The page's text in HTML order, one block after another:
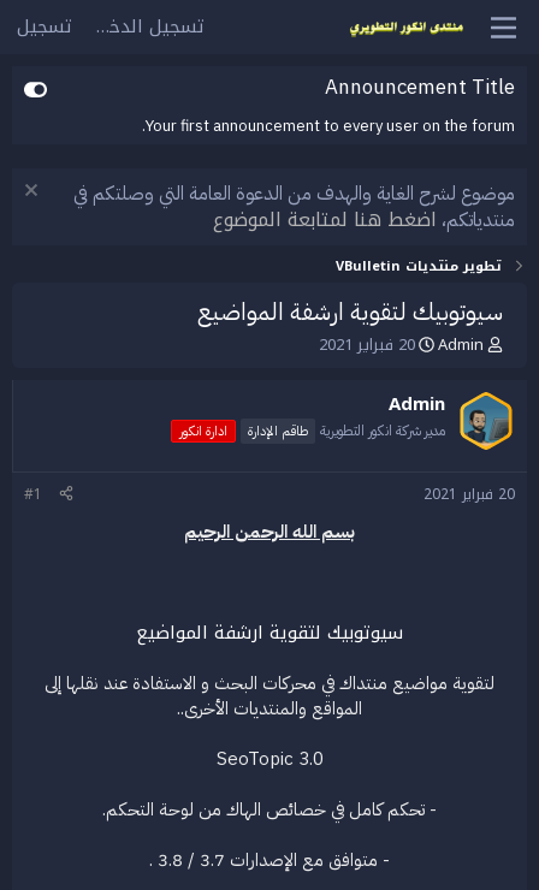
تسجيل الدخول تسجيل
Announcement Title
Your first announcement to every user on the forum.
موضوع لشرح الغاية والهدف من الدعوة العامة التي وصلتكم في
منتدياتكم، اضغط هنا لمتابعة الموضوع
تطوير منتديات VBulletin
سيوتوبيك لتقوية ارشفة المواضيع
ب
د
ئ
ا
ل
و
Admin
ت
ي
خ
20 فبراير 2021
Admin
مدير شركة انكور التطويرية طاقم الإدارة ادارة انكور
20 فبراير 2021
#1
بسم الله الرحمن الرحيم
سيوتوبيك لتقوية ارشفة المواضيع
لتقوية مواضيع منتداك في محركات البحث و الاستفادة عند نقلها إلى
المواقع والمنتديات الأخرى..
SeoTopic 3.0
- تحكم كامل في خصائص الهاك من لوحة التحكم.
- متوافق مع الإصدارات 3.7 / 3.8 .